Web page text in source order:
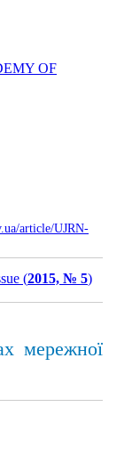
OF
article/UJRN-
(2015, № 5)
мережної